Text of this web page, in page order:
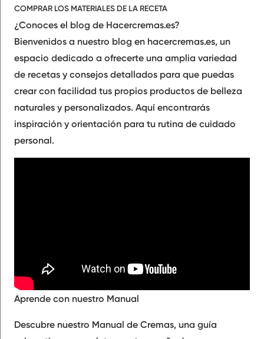
COMPRAR LOS MATERIALES DE LA RECETA
¿Conoces el blog de Hacercremas.es?
Bienvenidos a nuestro blog en hacercremas.es, un
espacio dedicado a ofrecerte una amplia variedad
de recetas y consejos detallados para que puedas
crear con facilidad tus propios productos de belleza
naturales y personalizados. Aquí encontrarás
inspiración y orientación para tu rutina de cuidado
personal.
Aprende con nuestro Manual
Descubre nuestro Manual de Cremas, una guía